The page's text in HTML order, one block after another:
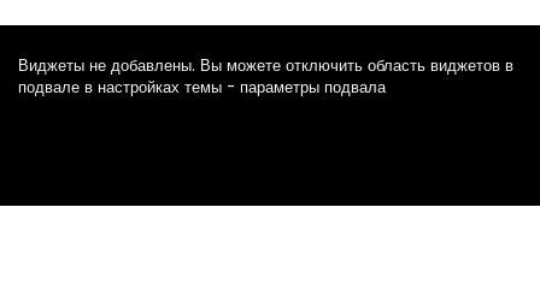
Виджеты не добавлены. Вы можете отключить область виджетов в
подвале в настройках темы - параметры подвала